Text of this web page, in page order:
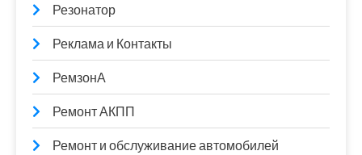
Резонатор
Реклама и Контакты
РемзонА
Ремонт АКПП
Ремонт и обслуживание автомобилей